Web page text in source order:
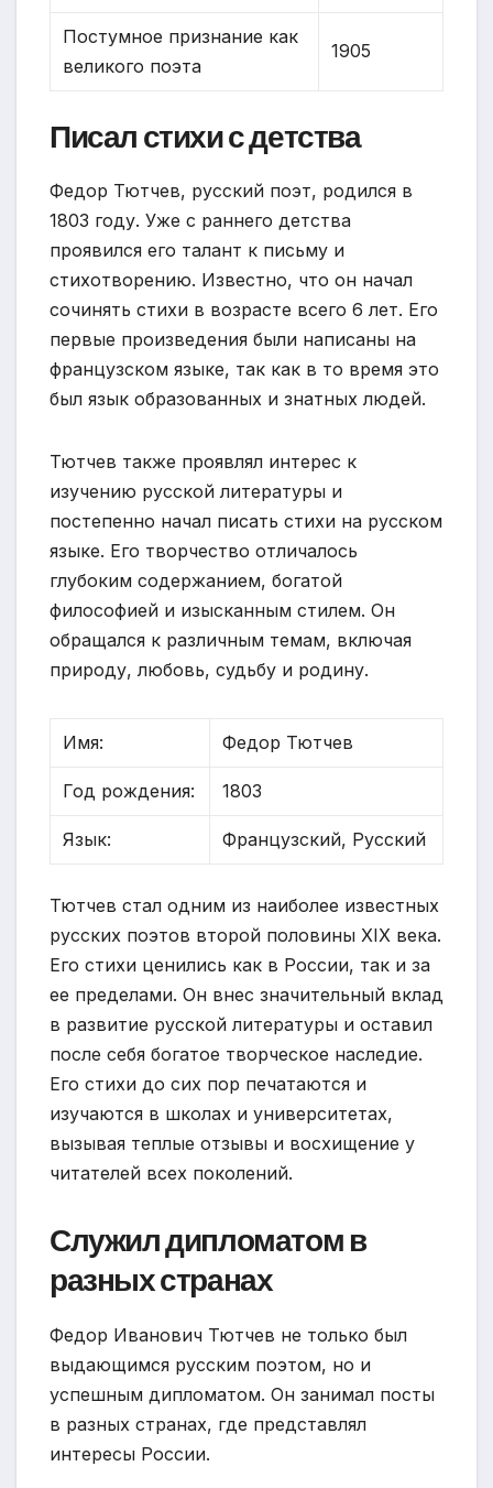
Постумное признание как
великого поэта
1905
Писал стихи с детства
Федор Тютчев, русский поэт, родился в
1803 году. Уже с раннего детства
проявился его талант к письму и
стихотворению. Известно, что он начал
сочинять стихи в возрасте всего 6 лет. Его
первые произведения были написаны на
французском языке, так как в то время это
был язык образованных и знатных людей.
Тютчев также проявлял интерес к
изучению русской литературы и
постепенно начал писать стихи на русском
языке. Его творчество отличалось
глубоким содержанием, богатой
философией и изысканным стилем. Он
обращался к различным темам, включая
природу, любовь, судьбу и родину.
Имя: Федор Тютчев
Год рождения: 1803
Язык: Французский, Русский
Тютчев стал одним из наиболее известных
русских поэтов второй половины XIX века.
Его стихи ценились как в России, так и за
ее пределами. Он внес значительный вклад
в развитие русской литературы и оставил
после себя богатое творческое наследие.
Его стихи до сих пор печатаются и
изучаются в школах и университетах,
вызывая теплые отзывы и восхищение у
читателей всех поколений.
Служил дипломатом в
разных странах
Федор Иванович Тютчев не только был
выдающимся русским поэтом, но и
успешным дипломатом. Он занимал посты
в разных странах, где представлял
интересы России.